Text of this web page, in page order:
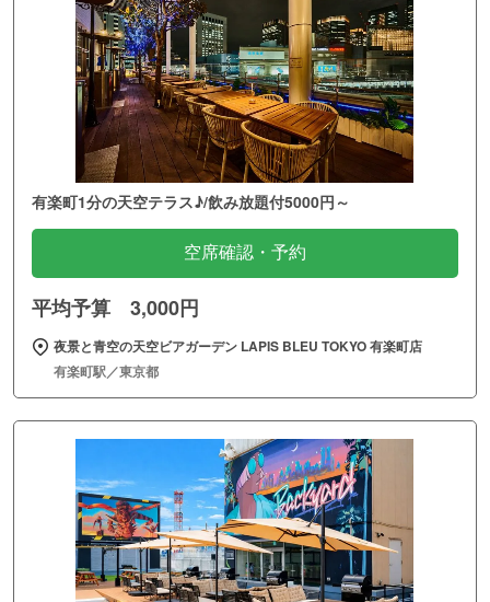
有楽町1分の天空テラス♪/飲み放題付5000円～
空席確認・予約
平均予算 3,000円
夜景と青空の天空ビアガーデン LAPIS BLEU TOKYO 有楽町店
有楽町駅／東京都